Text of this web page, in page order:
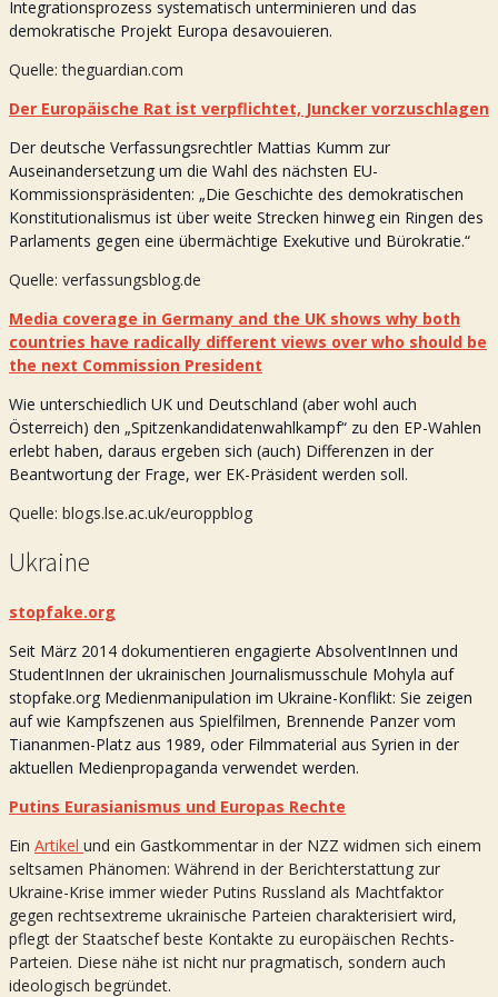
Integrationsprozess systematisch unterminieren und das
demokratische Projekt Europa desavouieren.
Quelle: theguardian.com
Der Europäische Rat ist verpflichtet, Juncker vorzuschlagen
Der deutsche Verfassungsrechtler Mattias Kumm zur
Auseinandersetzung um die Wahl des nächsten EU-
Kommissionspräsidenten: „Die Geschichte des demokratischen
Konstitutionalismus ist über weite Strecken hinweg ein Ringen des
Parlaments gegen eine übermächtige Exekutive und Bürokratie.“
Quelle: verfassungsblog.de
Media coverage in Germany and the UK shows why both
countries have radically different views over who should be
the next Commission President
Wie unterschiedlich UK und Deutschland (aber wohl auch
Österreich) den „Spitzenkandidatenwahlkampf“ zu den EP-Wahlen
erlebt haben, daraus ergeben sich (auch) Differenzen in der
Beantwortung der Frage, wer EK-Präsident werden soll.
Quelle: blogs.lse.ac.uk/europpblog
Ukraine
stopfake.org
Seit März 2014 dokumentieren engagierte AbsolventInnen und
StudentInnen der ukrainischen Journalismusschule Mohyla auf
stopfake.org Medienmanipulation im Ukraine-Konflikt: Sie zeigen
auf wie Kampfszenen aus Spielfilmen, Brennende Panzer vom
Tiananmen-Platz aus 1989, oder Filmmaterial aus Syrien in der
aktuellen Medienpropaganda verwendet werden.
Putins Eurasianismus und Europas Rechte
Ein Artikel und ein Gastkommentar in der NZZ widmen sich einem
seltsamen Phänomen: Während in der Berichterstattung zur
Ukraine-Krise immer wieder Putins Russland als Machtfaktor
gegen rechtsextreme ukrainische Parteien charakterisiert wird,
pflegt der Staatschef beste Kontakte zu europäischen Rechts-
Parteien. Diese nähe ist nicht nur pragmatisch, sondern auch
ideologisch begründet.